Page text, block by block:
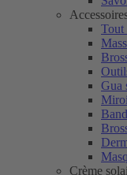
Tout
Gua
Crème